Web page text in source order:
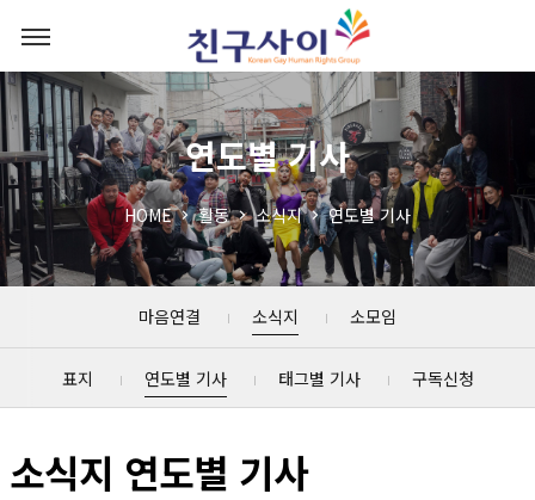
연도별 기사
HOME 활동 소식지 연도별 기사
마음연결 소식지 소모임
표지 연도별 기사 태그별 기사 구독신청
소식지 연도별 기사